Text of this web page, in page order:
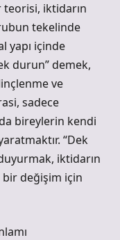
teorisi, iktidarın
tekelinde
yapı içinde
durun” demek,
ve
sadece
bireylerin kendi
“Dek
iktidarın
bir değişim için